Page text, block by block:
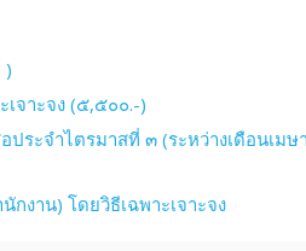
)
จาะจง (๕,๕๐๐.-)
ระจำไตรมาสที่ ๓ (ระหว่างเดือนเม
งาน) โดยวิธีเฉพาะเจาะจง